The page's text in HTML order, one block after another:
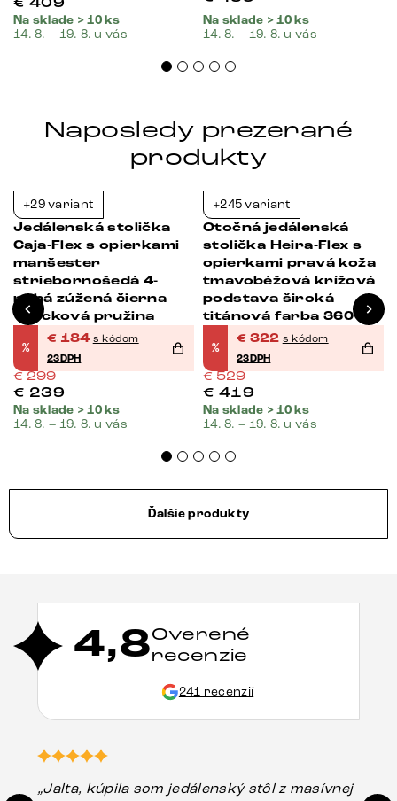
Na sklade > 10 ks
14. 8. – 19. 8. u vás
Na sklade > 10 ks
14. 8. – 19. 8. u vás
Naposledy prezerané
produkty
+29 variant
Jedálenská stolička
Caja-Flex s opierkami
manšester
striebornošedá 4-
nohá zúžená čierna
vrecková pružina
%
€ 184 s kódom
23DPH
€299
€ 239
Na sklade > 10 ks
14. 8. – 19. 8. u vás
+245 variant
Otočná jedálenská
stolička Heira-Flex s
opierkami pravá koža
tmavobéžová krížová
podstava široká
titánová farba 360°
otočná vrecková
pružina
%
€ 322 s kódom
23DPH
€529
€ 419
Na sklade > 10 ks
14. 8. – 19. 8. u vás
Ďalšie produkty
4,8Overené
recenzie
241 recenzií
„Jalta, kúpila som jedálenský stôl z masívnej